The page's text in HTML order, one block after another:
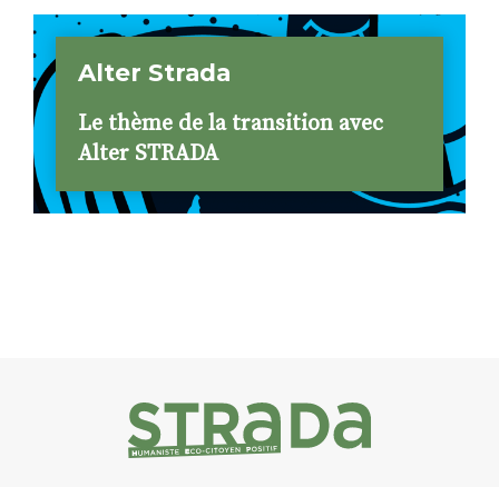
Alter Strada
Le thème de la transition avec
Alter STRADA